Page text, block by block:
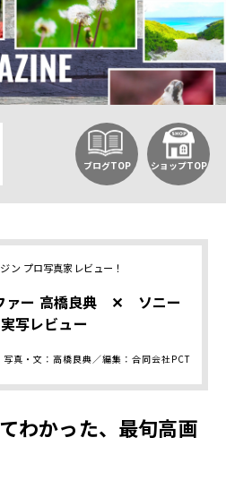
ブログTOP ショップTOP
ン プロ写真家レビュー！
ァー 高橋良典 ✕ ソニー
写レビュー
写真・文：高橋良典／編集：合同会社PCT
わかった、最旬高画